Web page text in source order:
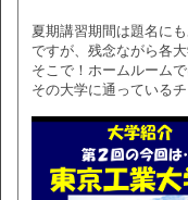
夏期講習期間は題名に
ですが、残念ながら各
そこで！ホームルーム
その大学に通っている